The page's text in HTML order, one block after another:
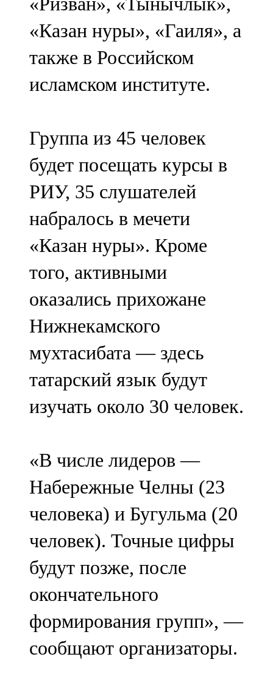
«Казан нуры», «Гаиля», а
также в Российском
исламском институте.
Группа из 45 человек
будет посещать курсы в
РИУ, 35 слушателей
набралось в мечети
«Казан нуры». Кроме
того, активными
оказались прихожане
Нижнекамского
мухтасибата — здесь
татарский язык будут
изучать около 30 человек.
«В числе лидеров —
Набережные Челны (23
человека) и Бугульма (20
человек). Точные цифры
будут позже, после
окончательного
формирования групп», —
сообщают организаторы.